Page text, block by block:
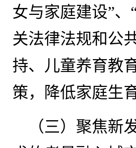
女与家庭建设”
关法律法规和公
持、儿童养育教
策，降低家庭生
（三）聚焦新